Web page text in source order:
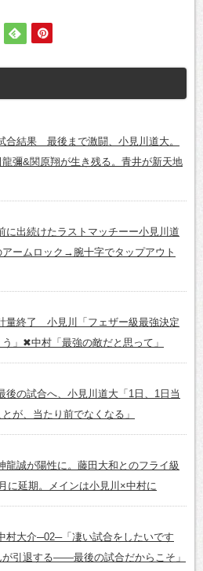
合結果 最後まで激闘、小見川道大。
彌&関原翔が生き残る。青井が新天地
に出続けたラストマッチーー小見川道
アームロック→腕十字でタップアウト
量終了 小見川「フェザー級最強決定
」✖中村「最強の敵だと思って」
後の試合へ、小見川道大「1日、1日当
が、当たり前でなくなる」
龍誠が陽性に。藤田大和とのフライ級
に延期。メインは小見川×中村に
村大介─02─「凄い試合をしたいです
が引退する――最後の試合だからこそ」